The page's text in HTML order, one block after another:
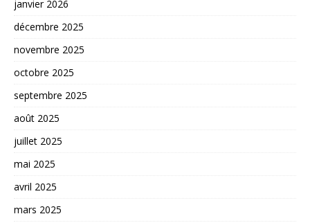
janvier 2026
décembre 2025
novembre 2025
octobre 2025
septembre 2025
août 2025
juillet 2025
mai 2025
avril 2025
mars 2025